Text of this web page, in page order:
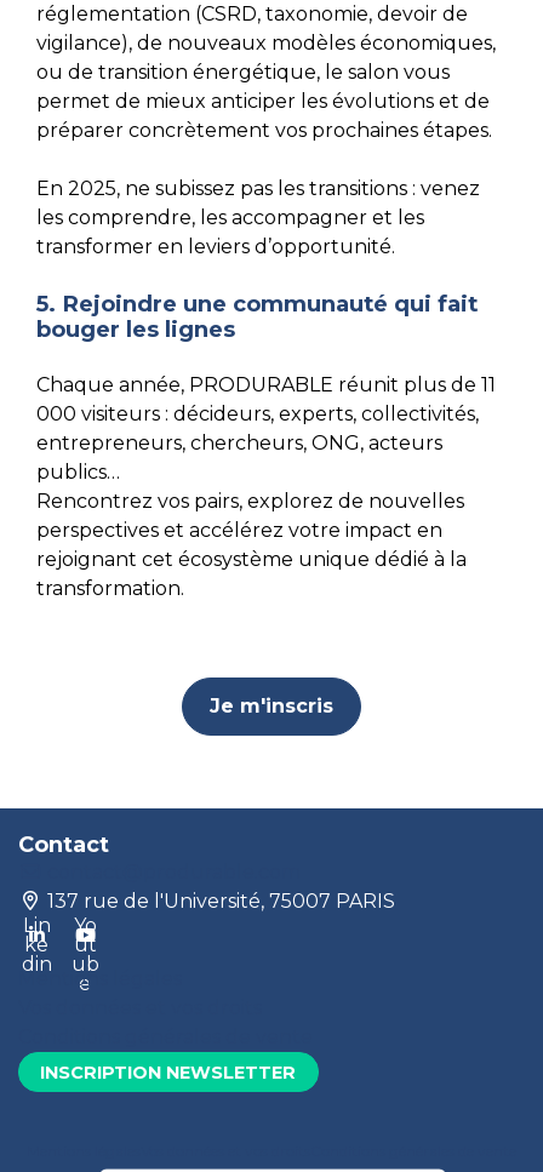
réglementation (CSRD, taxonomie, devoir de
vigilance), de nouveaux modèles économiques,
ou de transition énergétique, le salon vous
permet de mieux anticiper les évolutions et de
préparer concrètement vos prochaines étapes.
En 2025, ne subissez pas les transitions : venez
les comprendre, les accompagner et les
transformer en leviers d’opportunité.
5. Rejoindre une communauté qui fait
bouger les lignes
Chaque année, PRODURABLE réunit plus de 11
000 visiteurs : décideurs, experts, collectivités,
entrepreneurs, chercheurs, ONG, acteurs
publics…
Rencontrez vos pairs, explorez de nouvelles
perspectives et accélérez votre impact en
rejoignant cet écosystème unique dédié à la
transformation.
Je m'inscris
Contact
137 rue de l'Université, 75007 PARIS
Lin
ke
din
Yo
ut
ub
e
Mentions légales
INSCRIPTION NEWSLETTER